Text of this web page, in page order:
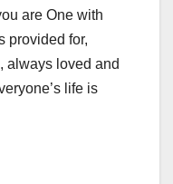
are One with
provided for,
always loved and
life is